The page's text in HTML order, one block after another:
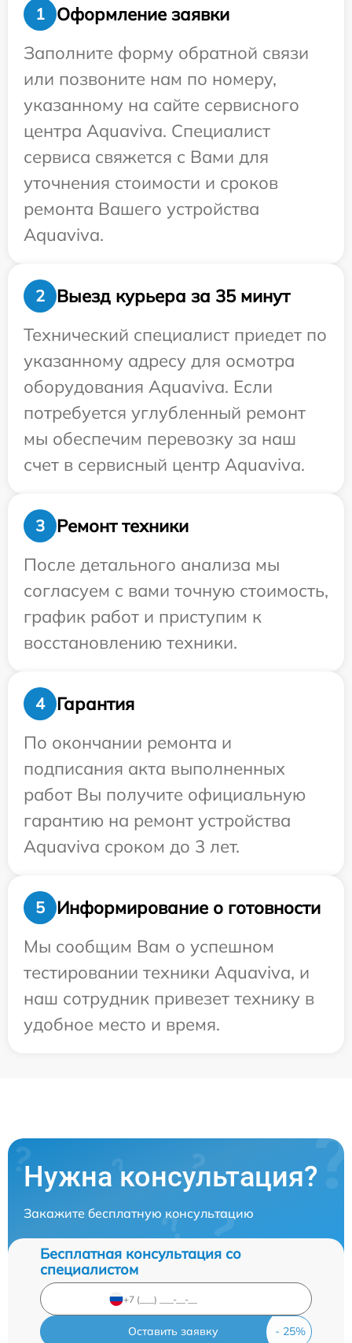
1
Оформление заявки
Заполните форму обратной связи
или позвоните нам по номеру,
указанному на сайте сервисного
центра Aquaviva. Специалист
сервиса свяжется с Вами для
уточнения стоимости и сроков
ремонта Вашего устройства
Aquaviva.
2
Выезд курьера за 35 минут
Технический специалист приедет по
указанному адресу для осмотра
оборудования Aquaviva. Если
потребуется углубленный ремонт
мы обеспечим перевозку за наш
счет в сервисный центр Aquaviva.
3
Ремонт техники
После детального анализа мы
согласуем с вами точную стоимость,
график работ и приступим к
восстановлению техники.
4
Гарантия
По окончании ремонта и
подписания акта выполненных
работ Вы получите официальную
гарантию на ремонт устройства
Aquaviva сроком до 3 лет.
5
Информирование о готовности
Мы сообщим Вам о успешном
тестировании техники Aquaviva, и
наш сотрудник привезет технику в
удобное место и время.
Нужна консультация?
Закажите бесплатную консультацию
Бесплатная консультация со
специалистом
Оставить заявку